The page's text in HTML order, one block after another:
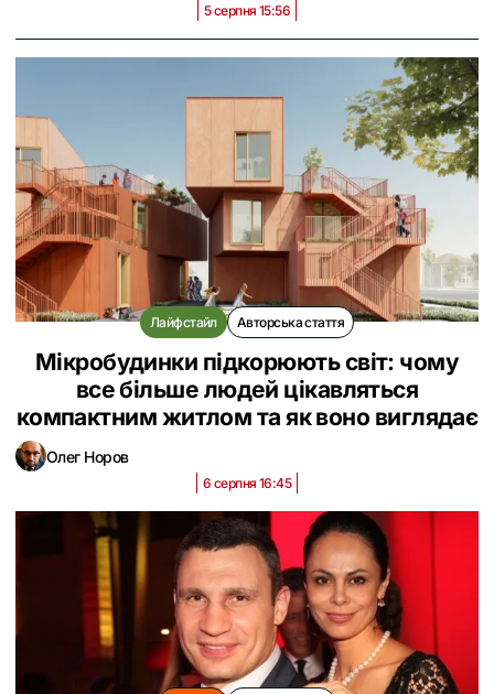
5 серпня 15:56
Лайфстайл Авторська стаття
Мікробудинки підкорюють світ: чому
все більше людей цікавляться
компактним житлом та як воно виглядає
Олег Норов
6 серпня 16:45